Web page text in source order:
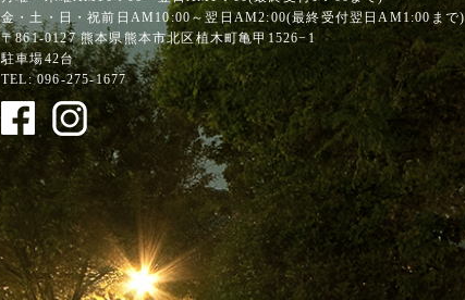
金・土・日・祝前日AM10:00～翌日AM2:00(最終受付翌日AM1:00まで)
〒861-0127熊本県熊本市北区植木町亀甲1526−1
駐車場42台
TEL:096-275-1677